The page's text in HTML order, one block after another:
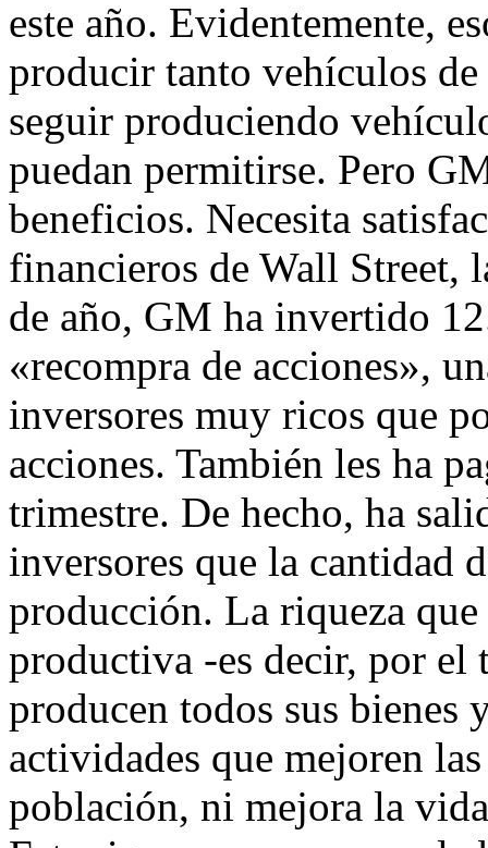
este año. Evidentemente,
producir tanto vehículos
seguir produciendo
puedan permitirse. Pero
beneficios. Necesita
financieros de Wall Street,
de año, GM ha invertido
«recompra de acciones»,
inversores muy ricos que
acciones. También les ha
trimestre. De hecho, ha
inversores que la cantidad
producción. La riqueza que
productiva -es decir, por el
producen todos sus bienes
actividades que mejoren
población, ni mejora la